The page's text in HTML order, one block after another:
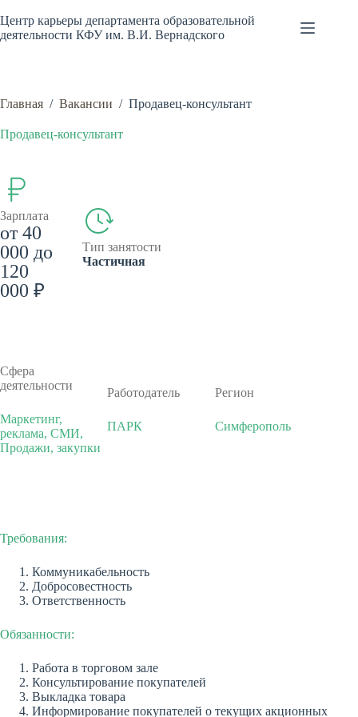
к
сути
Центр карьеры департамента образовательной
деятельности КФУ им. В.И. Вернадского
Главная / Вакансии / Продавец-консультант
Продавец-консультант
Зарплата
от 40
000 до
120
000 ₽
Тип занятости
Частичная
Сфера
деятельности
Маркетинг,
реклама, СМИ,
Продажи, закупки
Работодатель
ПАРК
Регион
Симферополь
Требования:
Коммуникабельность
Добросовестность
Ответственность
Обязанности:
Работа в торговом зале
Консультирование покупателей
Выкладка товара
Информирование покупателей о текущих акционных